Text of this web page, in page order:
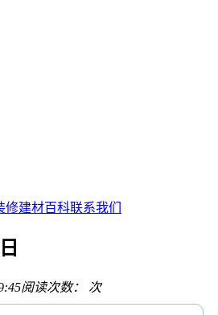
修建材百科联系我们
阅读次数： 次